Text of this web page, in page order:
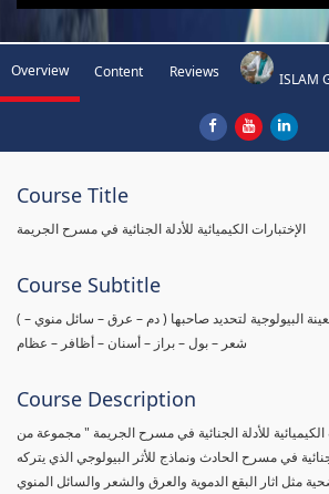
Overview Content Reviews ISLAM
Course Title
الإختبارات الكيميائية للأدلة الجنائية في مسرح الجريمة
Course Subtitle
( إجراء الإختبارات علي العينة البيولوجية لتحديد صاحبها ( دم – عرق – سائل منوي –
شعر – بول – براز – أسنان – أظافر – عظام
Course Description
الكيميائية للأدلة الجنائية في مسرح الجريمة " مجموعة من
في مسرح الحادث ونماذج للأثر البيولوجي الذي يتركه
مثل اثار البقع الدموية والعرق والشعر والسائل المنوي